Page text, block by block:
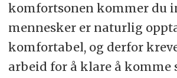
komfortsonen kommer du
mennesker er naturlig
komfortabel, og derfor
arbeid for å klare å komme